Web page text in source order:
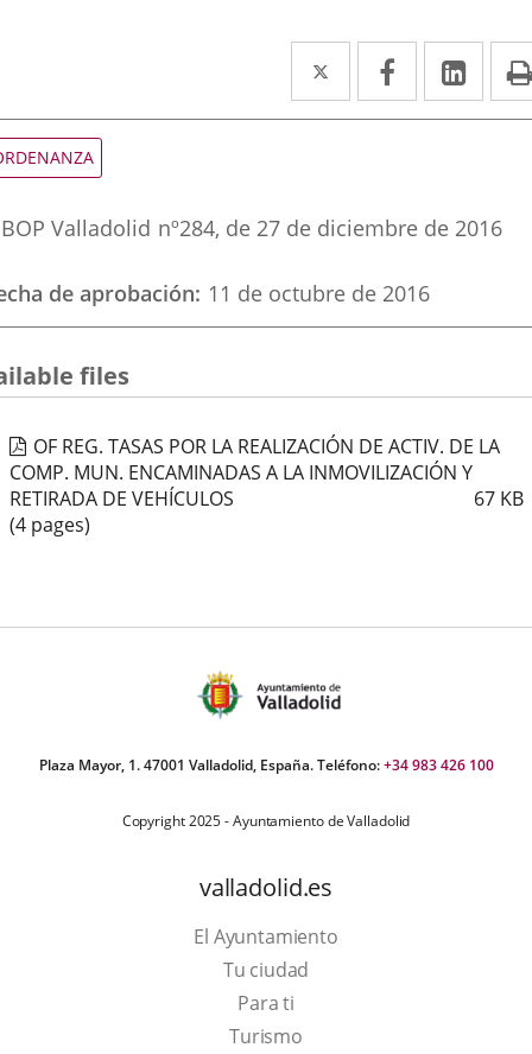
Twitter
Enlace
a
externa.
Facebook
Enlace
a
externa.
a
BOP Valladolid nº284, de 27 de diciembre de 2016
de aprobación 11 de octubre de 2016
files
OF REG. TASAS POR LA REALIZACIÓN DE ACTIV. DE LA
COMP. MUN. ENCAMINADAS A LA INMOVILIZACIÓN Y
RETIRADA DE VEHÍCULOS
67 KB
(4 pages)
Plaza Mayor, 1. 47001 Valladolid, España. Teléfono:+34 983 426 100
Copyright 2025 - Ayuntamiento de Valladolid
valladolid.es
El Ayuntamiento
Tu ciudad
Para ti
TurismoThis